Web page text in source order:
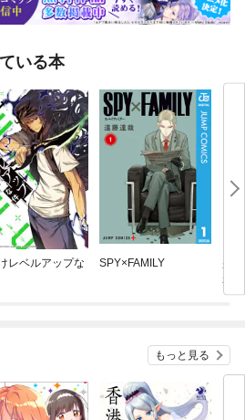
いる本
レベルアップな
SPY×FAMILY
壁
れ
隷
もっと見る